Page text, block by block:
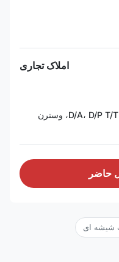
املاک تجاری
اعتبارات اسنادی، D/A، D/P T/T، وسترن
حاضر
شیشه ای